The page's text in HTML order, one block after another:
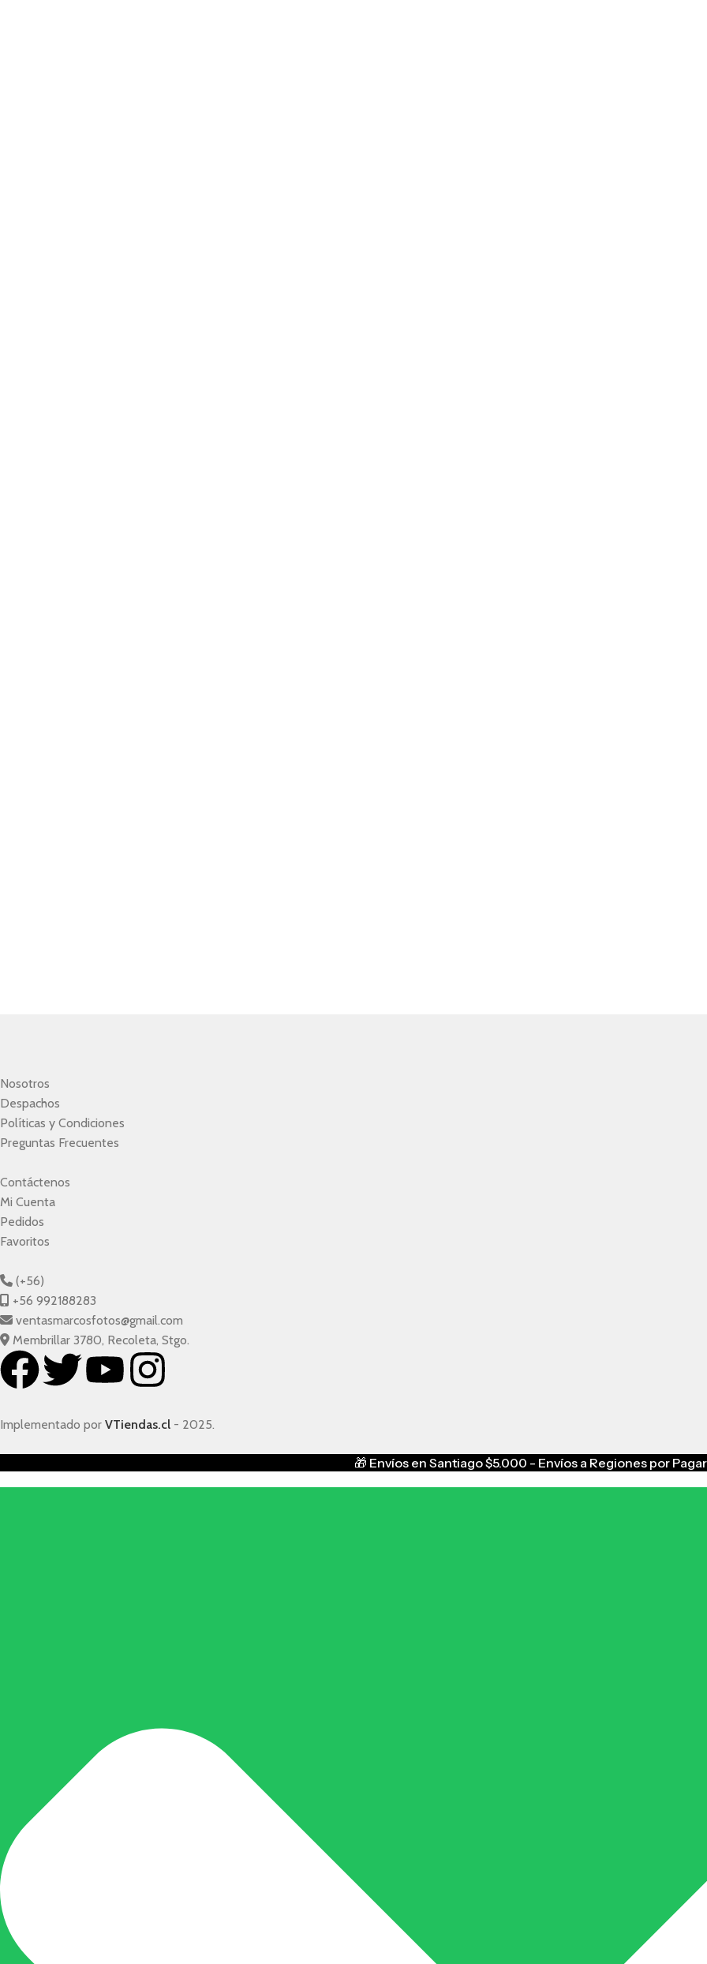
Nosotros
Despachos
Políticas y Condiciones
Preguntas Frecuentes
Contáctenos
Mi Cuenta
Pedidos
Favoritos
(+56)
+56 992188283
ventasmarcosfotos@gmail.com
Membrillar 3780, Recoleta, Stgo.
Implementado por VTiendas.cl - 2025.
🎁 Envíos en Santiago $5.000 - Envíos a Regiones por Pagar